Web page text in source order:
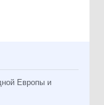
Европы и